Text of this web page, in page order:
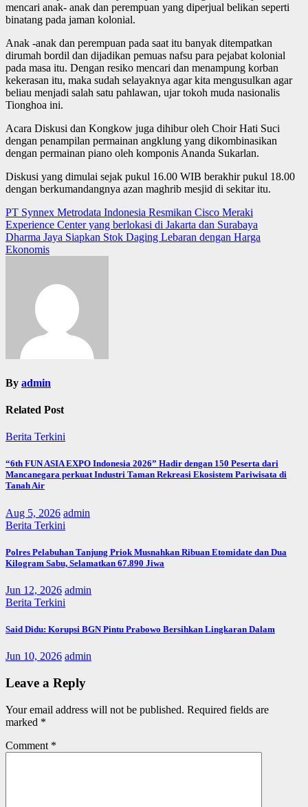
mencari anak- anak dan perempuan yang diperjual belikan seperti
binatang pada jaman kolonial.
Anak -anak dan perempuan pada saat itu banyak ditempatkan
dirumah bordil dan dijadikan pemuas nafsu para pejabat kolonial
pada masa itu. Dengan resiko mencari dan menampung korban
kekerasan itu, maka sudah selayaknya agar kita mengusulkan agar
beliau menjadi salah satu pahlawan, ujar tokoh muda nasionalis
Tionghoa ini.
Acara Diskusi dan Kongkow juga dihibur oleh Choir Hati Suci
dengan penampilan permainan angklung yang dikombinasikan
dengan permainan piano oleh komponis Ananda Sukarlan.
Diskusi yang dimulai sejak pukul 16.00 WIB berakhir pukul 18.00
dengan berkumandangnya azan maghrib mesjid di sekitar itu.
Post
navigation
PT Synnex Metrodata Indonesia Resmikan Cisco Meraki
Experience Center yang berlokasi di Jakarta dan Surabaya
Dharma Jaya Siapkan Stok Daging Lebaran dengan Harga
Ekonomis
By admin
Related Post
Berita Terkini
“6th FUN ASIA EXPO Indonesia 2026” Hadir dengan 150 Peserta dari
Mancanegara perkuat Industri Taman Rekreasi Ekosistem Pariwisata di
Tanah Air
Aug 5, 2026 admin
Berita Terkini
Polres Pelabuhan Tanjung Priok Musnahkan Ribuan Etomidate dan Dua
Kilogram Sabu, Selamatkan 67.890 Jiwa
Jun 12, 2026 admin
Berita Terkini
Said Didu: Korupsi BGN Pintu Prabowo Bersihkan Lingkaran Dalam
Jun 10, 2026 admin
Leave a Reply
Your email address will not be published. Required fields are
marked *
Comment *